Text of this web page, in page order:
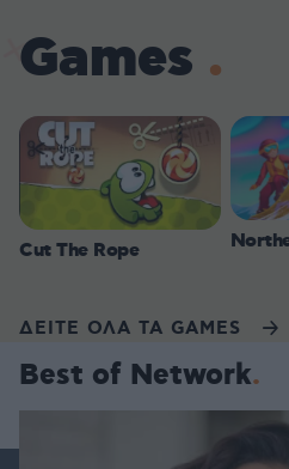
Games
Cut The Rope
ΔΕΙΤΕ ΟΛΑ ΤΑ GAMES
Best of Network